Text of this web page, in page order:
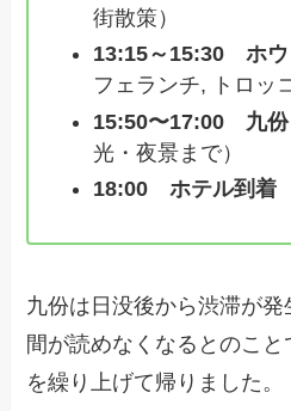
街散策）
13:15～15:30 ホウ
フェランチ, トロッ
15:50〜17:00 九份
光・夜景まで）
18:00 ホテル到着
九份は日没後から渋滞が
間が読めなくなるとのこ
を繰り上げて帰りました。